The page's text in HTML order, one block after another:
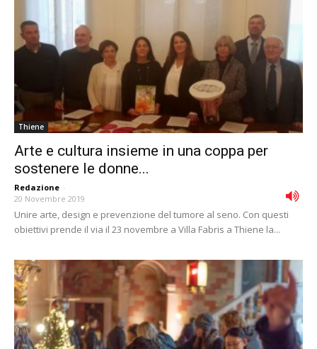
Thiene
Arte e cultura insieme in una coppa per
sostenere le donne...
Redazione -
20 Novembre 2019
Unire arte, design e prevenzione del tumore al seno. Con questi
obiettivi prende il via il 23 novembre a Villa Fabris a Thiene la...